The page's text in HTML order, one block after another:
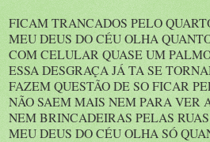
FICAM TRANCADOS PELO
MEU DEUS DO CÉU OLHA
COM CELULAR QUASE UM
ESSA DESGRAÇA JÁ TA SE
FAZEM QUESTÃO DE SO FICAR
NÃO SAEM MAIS NEM PARA VER
NEM BRINCADEIRAS PELAS
MEU DEUS DO CÉU OLHA SÓ